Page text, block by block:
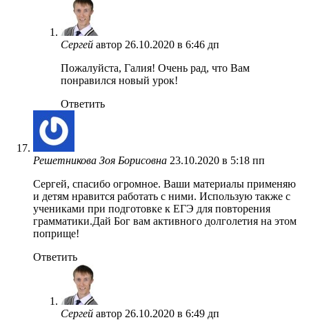
Сергей автор 26.10.2020 в 6:46 дп
Пожалуйста, Галия! Очень рад, что Вам
понравился новый урок!
Ответить
Решетникова Зоя Борисовна 23.10.2020 в 5:18 пп
Сергей, спасибо огромное. Ваши материалы применяю
и детям нравится работать с ними. Использую также с
учениками при подготовке к ЕГЭ для повторения
грамматики.Дай Бог вам активного долголетия на этом
поприще!
Ответить
Сергей автор 26.10.2020 в 6:49 дп